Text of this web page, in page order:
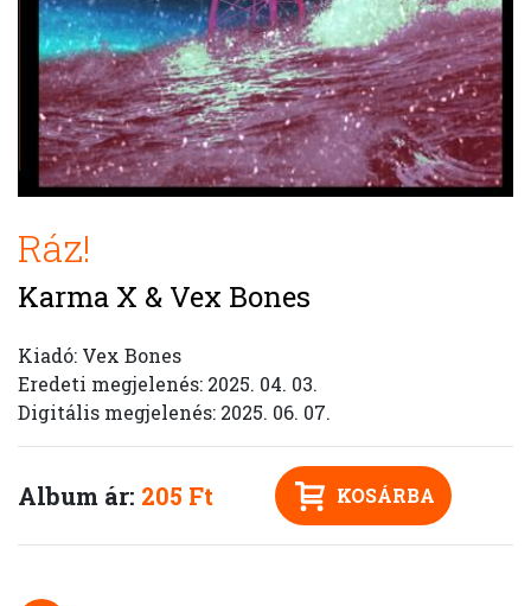
Ráz!
Karma X & Vex Bones
Kiadó: Vex Bones
Eredeti megjelenés: 2025. 04. 03.
Digitális megjelenés: 2025. 06. 07.
Album ár: 205 Ft KOSÁRBA